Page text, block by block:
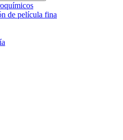
de película fina